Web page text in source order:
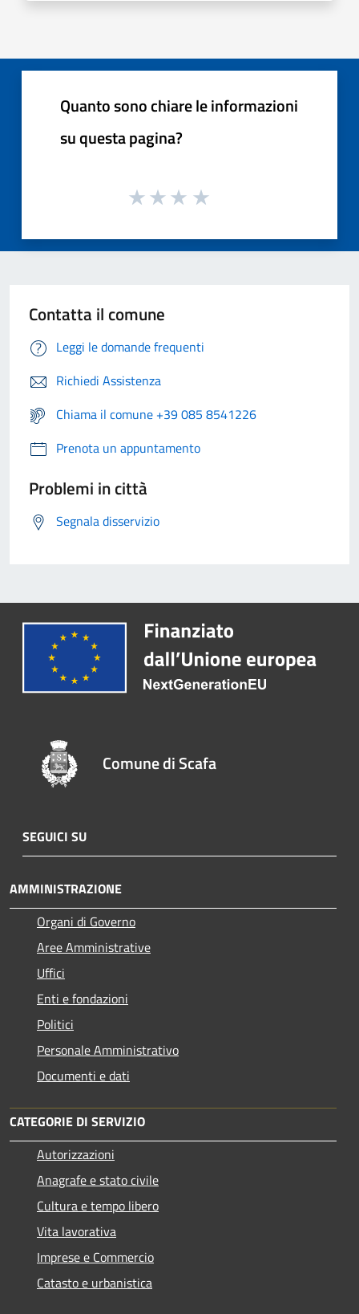
Quanto sono chiare le informazioni
su questa pagina?
Contatta il comune
Leggi le domande frequenti
Richiedi Assistenza
Chiama il comune +39 085 8541226
Prenota un appuntamento
Problemi in città
Segnala disservizio
Comune di Scafa
SEGUICI SU
AMMINISTRAZIONE
Organi di Governo
Aree Amministrative
Uffici
Enti e fondazioni
Politici
Personale Amministrativo
Documenti e dati
CATEGORIE DI SERVIZIO
Autorizzazioni
Anagrafe e stato civile
Cultura e tempo libero
Vita lavorativa
Imprese e Commercio
Catasto e urbanistica